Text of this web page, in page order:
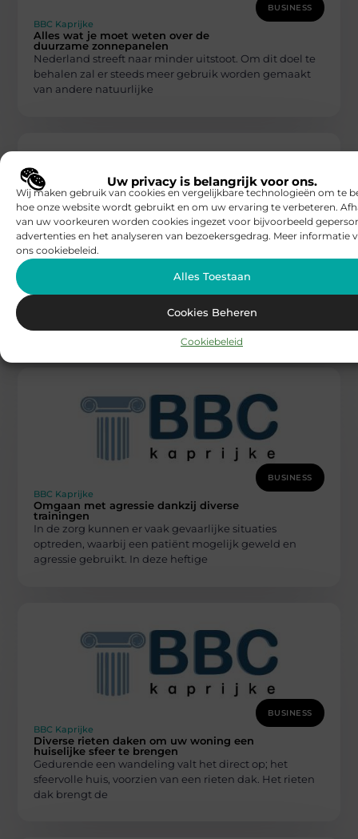
Uw privacy is belangrijk voor ons.
Wij maken gebruik van cookies en vergelijkbare technologieën om te
hoe onze website wordt gebruikt en om uw ervaring te verbeteren.
van uw voorkeuren worden cookies ingezet voor bijvoorbeeld
advertenties en het analyseren van bezoekersgedrag. Meer informatie
ons cookiebeleid.
Alles Toestaan
Cookies Beheren
Cookiebeleid
BUSINESS
BBC Kaprijke
Alles wat je moet weten over de
duurzame zonnepanelen
Nederland streeft naar minder uitstoot. Om dit doel te
behalen zal er steeds meer gebruik worden gemaakt
van andere natuurlijke
BUSINESS
BBC Kaprijke
De concurrent voorbijstreven door deze
Als bedrijf is het in de huidige samenleving een lastige
taak zich te onderscheiden van de concurrenten. Door
BUSINESS
BBC Kaprijke
Omgaan met agressie dankzij diverse
trainingen
In de zorg kunnen er vaak gevaarlijke situaties
optreden, waarbij een patiënt mogelijk geweld en
agressie gebruikt. In deze heftige
BUSINESS
BBC Kaprijke
Diverse rieten daken om uw woning een
huiselijke sfeer te brengen
Gedurende een wandeling valt het direct op; het
sfeervolle huis, voorzien van een rieten dak. Het rieten
dak brengt de